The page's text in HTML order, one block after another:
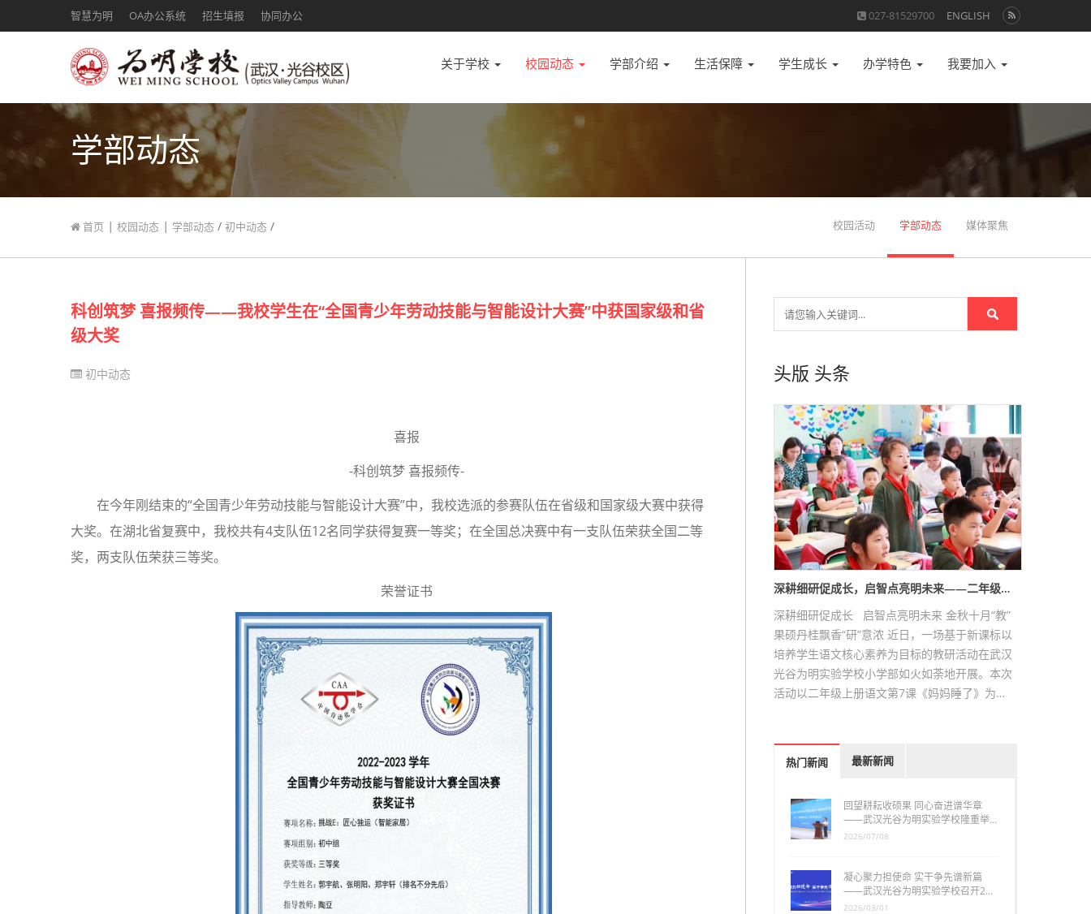
智慧为明 OA办公系统 招生填报 协同办公 027-81529700 ENGLISH
关于学校 校园动态 学部介绍 生活保障 学生成长 办学特色 我要加入
学部动态
首页 | 校园动态 | 学部动态 / 初中动态 / 校园活动 学部动态 媒体聚焦
科创筑梦 喜报频传——我校学生在“全国青少年劳动技能与智能设计大赛”中获国家级和省
级大奖
初中动态
喜报
-科创筑梦 喜报频传-
在今年刚结束的“全国青少年劳动技能与智能设计大赛”中，我校选派的参赛队伍在省级和国家级大赛中获得
大奖。在湖北省复赛中，我校共有4支队伍12名同学获得复赛一等奖；在全国总决赛中有一支队伍荣获全国二等
奖，两支队伍荣获三等奖。
荣誉证书
头版 头条
深耕细研促成长，启智点亮明未来——二年级…
深耕细研促成长 启智点亮明未来 金秋十月“教”
果硕丹桂飘香“研”意浓 近日，一场基于新课标以
培养学生语文核心素养为目标的教研活动在武汉
光谷为明实验学校小学部如火如荼地开展。本次
活动以二年级上册语文第7课《妈妈睡了》为…
热门新闻 最新新闻
回望耕耘收硕果 同心奋进谱华章
——武汉光谷为明实验学校隆重举…
2026/07/08
凝心聚力担使命 实干争先谱新篇
——武汉光谷为明实验学校召开2…
2026/03/01